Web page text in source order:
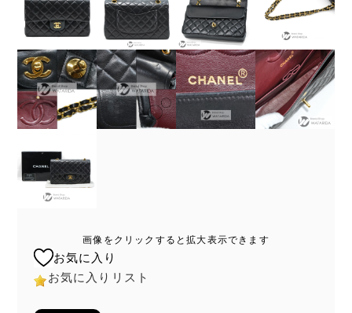
画像をクリックすると拡大表示できます
お気に入り
お気に入りリスト